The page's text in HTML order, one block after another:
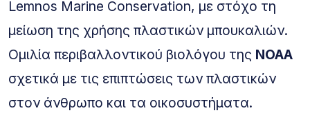
Lemnos Marine Conservation, με στόχο τη
μείωση της χρήσης πλαστικών μπουκαλιών.
Ομιλία περιβαλλοντικού βιολόγου της NOAA
σχετικά με τις επιπτώσεις των πλαστικών
στον άνθρωπο και τα οικοσυστήματα.